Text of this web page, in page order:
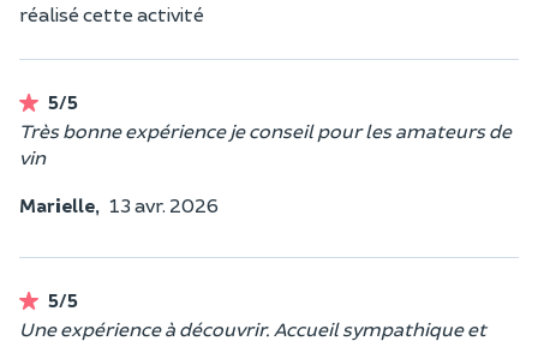
réalisé cette activité
5/5
Très bonne expérience je conseil pour les amateurs de
vin
Marielle, 13 avr. 2026
5/5
Une expérience à découvrir. Accueil sympathique et